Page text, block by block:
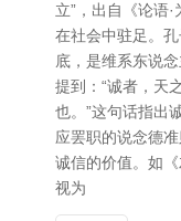
立”，出自《论语
在社会中驻足。
底，是维系东说
提到：“诚者，天
也。”这句话指出
应罢职的说念德
诚信的价值。如
视为